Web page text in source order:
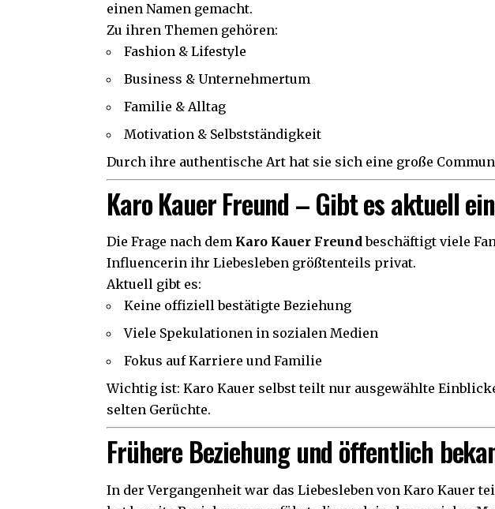
einen Namen gemacht.
Zu ihren Themen gehören:
Fashion & Lifestyle
Business & Unternehmertum
Familie & Alltag
Motivation & Selbstständigkeit
Durch ihre authentische Art hat sie sich eine große
Karo Kauer Freund – Gibt es aktuell
Die Frage nach dem Karo Kauer Freundbeschäftigt viele
Influencerin ihr Liebesleben größtenteils privat.
Aktuell gibt es:
Keine offiziell bestätigte Beziehung
Viele Spekulationen in sozialen Medien
Fokus auf Karriere und Familie
Wichtig ist: Karo Kauer selbst teilt nur ausgewählte
selten Gerüchte.
Frühere Beziehung und öffentlich
In der Vergangenheit war das Liebesleben vonKaro Kauer